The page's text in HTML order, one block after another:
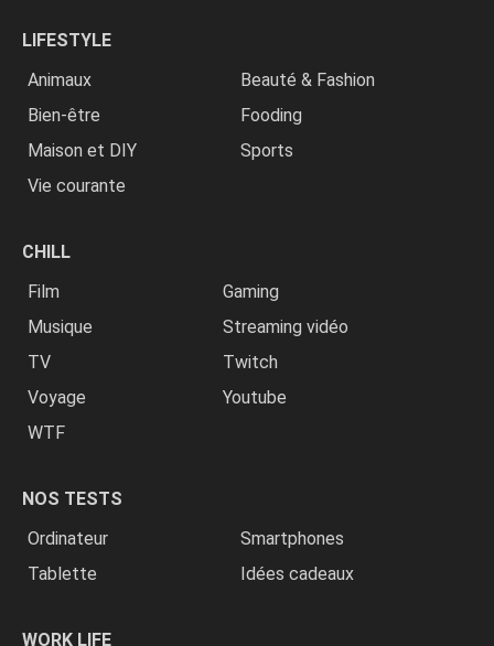
LIFESTYLE
Animaux
Beauté & Fashion
Bien-être
Fooding
Maison et DIY
Sports
Vie courante
CHILL
Film
Gaming
Musique
Streaming vidéo
TV
Twitch
Voyage
Youtube
WTF
NOS TESTS
Ordinateur
Smartphones
Tablette
Idées cadeaux
WORK LIFE